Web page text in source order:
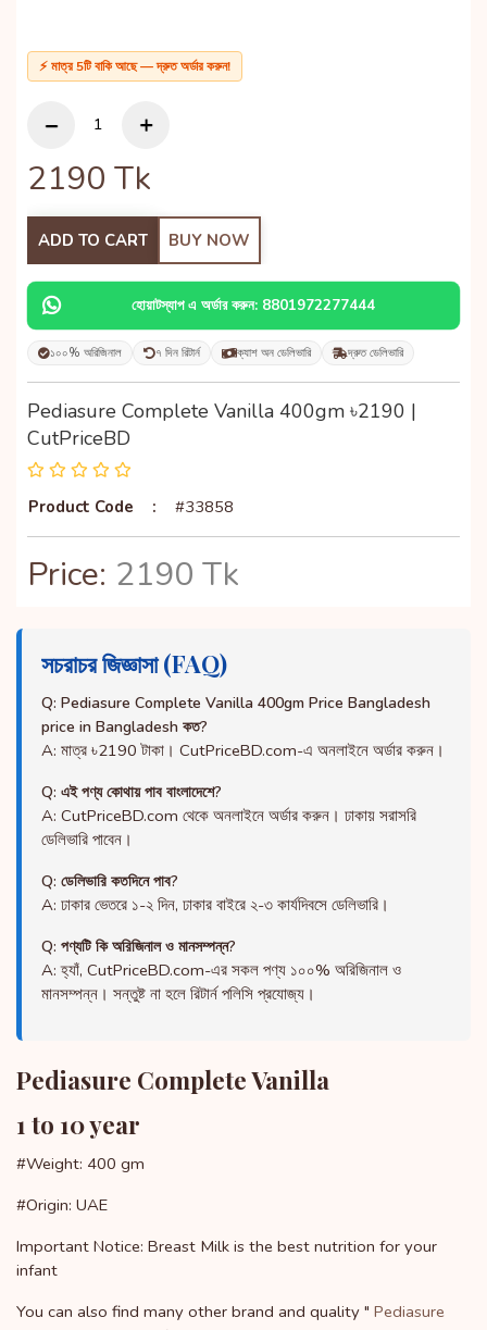
⚡ মাত্র 5টি বাকি আছে — দ্রুত অর্ডার করুন!
2190 Tk
ADD TO CART BUY NOW
হোয়াটস্যাপ এ অর্ডার করুন: 8801972277444
১০০% অরিজিনাল ৭ দিন রিটার্ন ক্যাশ অন ডেলিভারি দ্রুত ডেলিভারি
Pediasure Complete Vanilla 400gm ৳2190 |
CutPriceBD
Product Code : #33858
Price: 2190 Tk
সচরাচর জিজ্ঞাসা (FAQ)
Q: Pediasure Complete Vanilla 400gm Price Bangladesh
price in Bangladesh কত?
A: মাত্র ৳2190 টাকা। CutPriceBD.com-এ অনলাইনে অর্ডার করুন।
Q: এই পণ্য কোথায় পাব বাংলাদেশে?
A: CutPriceBD.com থেকে অনলাইনে অর্ডার করুন। ঢাকায় সরাসরি
ডেলিভারি পাবেন।
Q: ডেলিভারি কতদিনে পাব?
A: ঢাকার ভেতরে ১-২ দিন, ঢাকার বাইরে ২-৩ কার্যদিবসে ডেলিভারি।
Q: পণ্যটি কি অরিজিনাল ও মানসম্পন্ন?
A: হ্যাঁ, CutPriceBD.com-এর সকল পণ্য ১০০% অরিজিনাল ও
মানসম্পন্ন। সন্তুষ্ট না হলে রিটার্ন পলিসি প্রযোজ্য।
Pediasure Complete Vanilla
1 to 10 year
#Weight: 400 gm
#Origin: UAE
Important Notice: Breast Milk is the best nutrition for your
infant
You can also find many other brand and quality " Pediasure